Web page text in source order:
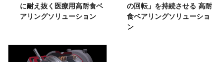
に耐え抜く医療用高耐食ベ
アリングソリューション
の回転」を持続させる 高耐
食ベアリングソリューショ
ン